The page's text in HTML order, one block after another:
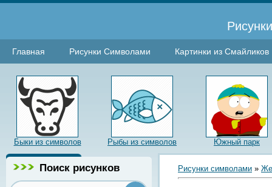
Главная Рисунки Символами Картинки из Смайликов
Быки из символов Рыбы из символов Южный парк
Поиск рисунков Рисунки символами »